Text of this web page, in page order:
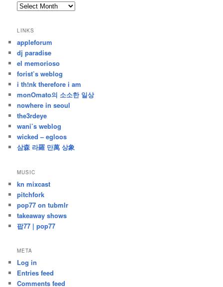
archives
난
글
LINKS
appleforum
dj paradise
el memorioso
forist’s weblog
i th!nk therefore i am
monOmato의 소소한 일상
nowhere in seoul
the3rdeye
wani’s weblog
wicked – egloos
삼森 라羅 만萬 상象
MUSIC
kn mixcast
pitchfork
pop77 on tubmlr
takeaway shows
팝77 | pop77
META
Log in
Entries feed
Comments feed